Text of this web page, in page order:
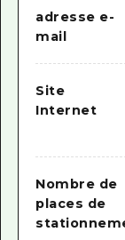
adresse e-
mail
Site
Internet
Nombre de
places de